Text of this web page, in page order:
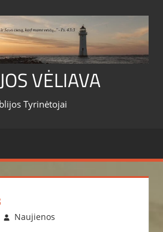
VĖLIAVA
Tyrinėtojai
Naujienos